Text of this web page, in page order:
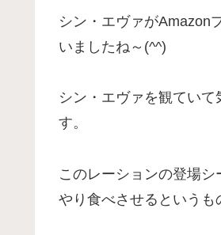
シン・エヴァがAmazon
いましたね～(^^)
シン・エヴァを観てい
す。
このレーションの登場
やり食べさせるというも